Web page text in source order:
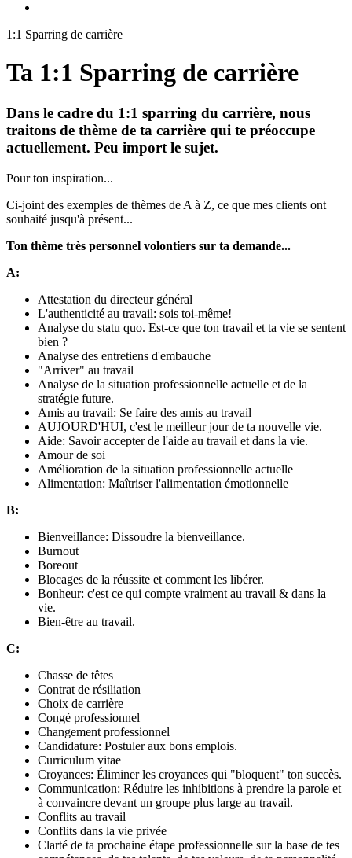
1:1 Sparring de carrière
Ta 1:1 Sparring de carrière
Dans le cadre du 1:1 sparring du carrière, nous
traitons de thème de ta carrière qui te préoccupe
actuellement. Peu import le sujet.
Pour ton inspiration...
Ci-joint des exemples de thèmes de A à Z, ce que mes clients ont
souhaité jusqu'à présent...
Ton thème très personnel volontiers sur ta demande...
A:
Attestation du directeur général
L'authenticité au travail: sois toi-même!
Analyse du statu quo. Est-ce que ton travail et ta vie se sentent
bien ?
Analyse des entretiens d'embauche
"Arriver" au travail
Analyse de la situation professionnelle actuelle et de la
stratégie future.
Amis au travail: Se faire des amis au travail
AUJOURD'HUI, c'est le meilleur jour de ta nouvelle vie.
Aide: Savoir accepter de l'aide au travail et dans la vie.
Amour de soi
Amélioration de la situation professionnelle actuelle
Alimentation: Maîtriser l'alimentation émotionnelle
B:
Bienveillance: Dissoudre la bienveillance.
Burnout
Boreout
Blocages de la réussite et comment les libérer.
Bonheur: c'est ce qui compte vraiment au travail & dans la
vie.
Bien-être au travail.
C:
Chasse de têtes
Contrat de résiliation
Choix de carrière
Congé professionnel
Changement professionnel
Candidature: Postuler aux bons emplois.
Curriculum vitae
Croyances: Éliminer les croyances qui "bloquent" ton succès.
Communication: Réduire les inhibitions à prendre la parole et
à convaincre devant un groupe plus large au travail.
Conflits au travail
Conflits dans la vie privée
Clarté de ta prochaine étape professionnelle sur la base de tes